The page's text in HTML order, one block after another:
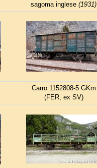
sagoma inglese (1931)
Carro 1152808-5 GKm
(FER, ex SV)